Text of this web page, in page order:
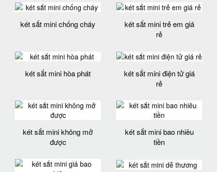
két sắt mini chống cháy
két sắt mini trẻ em giá
rẻ
két sắt mini hòa phát
két sắt mini điện tử giá
rẻ
két sắt mini không mở
được
két sắt mini bao nhiêu
tiền